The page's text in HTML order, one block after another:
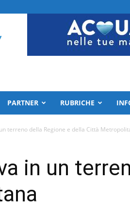
PARTNER RUBRICHE
terreno della Regione e della Città
in un